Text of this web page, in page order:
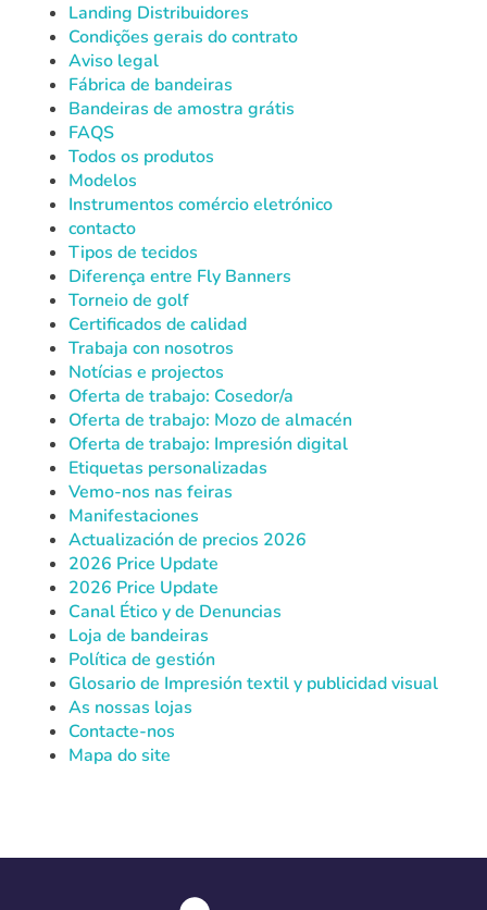
Aceder
Recuperar Palavra-passe
Slovenija
Slovenčina (Slovak)
Norway
Landing Distribuidores
Condições gerais do contrato
Aviso legal
Fábrica de bandeiras
Bandeiras de amostra grátis
FAQS
Todos os produtos
Modelos
Instrumentos comércio eletrónico
contacto
Tipos de tecidos
Diferença entre Fly Banners
Torneio de golf
Certificados de calidad
Trabaja con nosotros
Notícias e projectos
Oferta de trabajo: Cosedor/a
Oferta de trabajo: Mozo de almacén
Oferta de trabajo: Impresión digital
Etiquetas personalizadas
Vemo-nos nas feiras
Manifestaciones
Actualización de precios 2026
2026 Price Update
2026 Price Update
Canal Ético y de Denuncias
Loja de bandeiras
Política de gestión
Glosario de Impresión textil y publicidad visual
As nossas lojas
Contacte-nos
Mapa do site